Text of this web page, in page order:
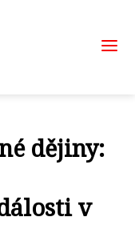
dějiny:
v